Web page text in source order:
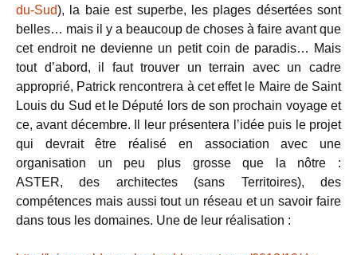
du-Sud), la baie est superbe, les plages désertées sont
belles… mais il y a beaucoup de choses à faire avant que
cet endroit ne devienne un petit coin de paradis… Mais
tout d’abord, il faut trouver un terrain avec un cadre
approprié, Patrick rencontrera à cet effet le Maire de Saint
Louis du Sud et le Député lors de son prochain voyage et
ce, avant décembre. Il leur présentera l’idée puis le projet
qui devrait être réalisé en association avec une
organisation un peu plus grosse que la nôtre :
ASTER, des architectes (sans Territoires), des
compétences mais aussi tout un réseau et un savoir faire
dans tous les domaines. Une de leur réalisation :